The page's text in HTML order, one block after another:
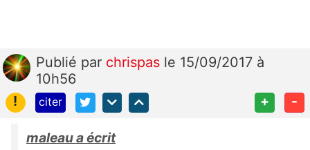
Publié par chrispas le 15/09/2017 à
10h56
!
citer + -
maleau a écrit